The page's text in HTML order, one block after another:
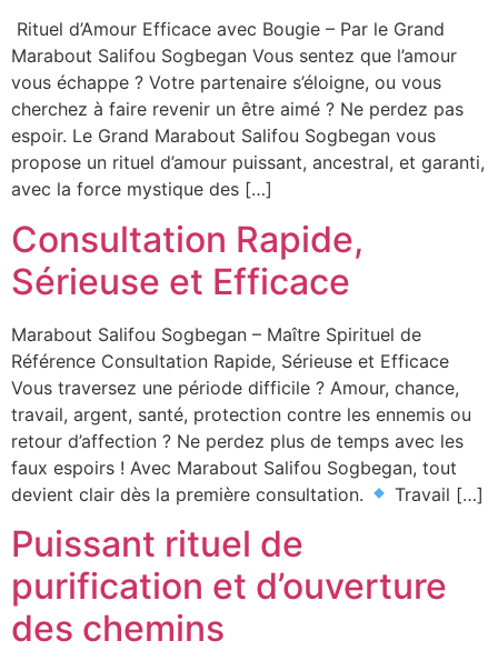
Rituel d’Amour Efficace avec Bougie – Par le Grand
Marabout Salifou Sogbegan Vous sentez que l’amour
vous échappe ? Votre partenaire s’éloigne, ou vous
cherchez à faire revenir un être aimé ? Ne perdez pas
espoir. Le Grand Marabout Salifou Sogbegan vous
propose un rituel d’amour puissant, ancestral, et garanti,
avec la force mystique des […]
Consultation Rapide,
Sérieuse et Efficace
Marabout Salifou Sogbegan – Maître Spirituel de
Référence Consultation Rapide, Sérieuse et Efficace
Vous traversez une période difficile ? Amour, chance,
travail, argent, santé, protection contre les ennemis ou
retour d’affection ? Ne perdez plus de temps avec les
faux espoirs ! Avec Marabout Salifou Sogbegan, tout
devient clair dès la première consultation.
Travail […]
Puissant rituel de
purification et d’ouverture
des chemins